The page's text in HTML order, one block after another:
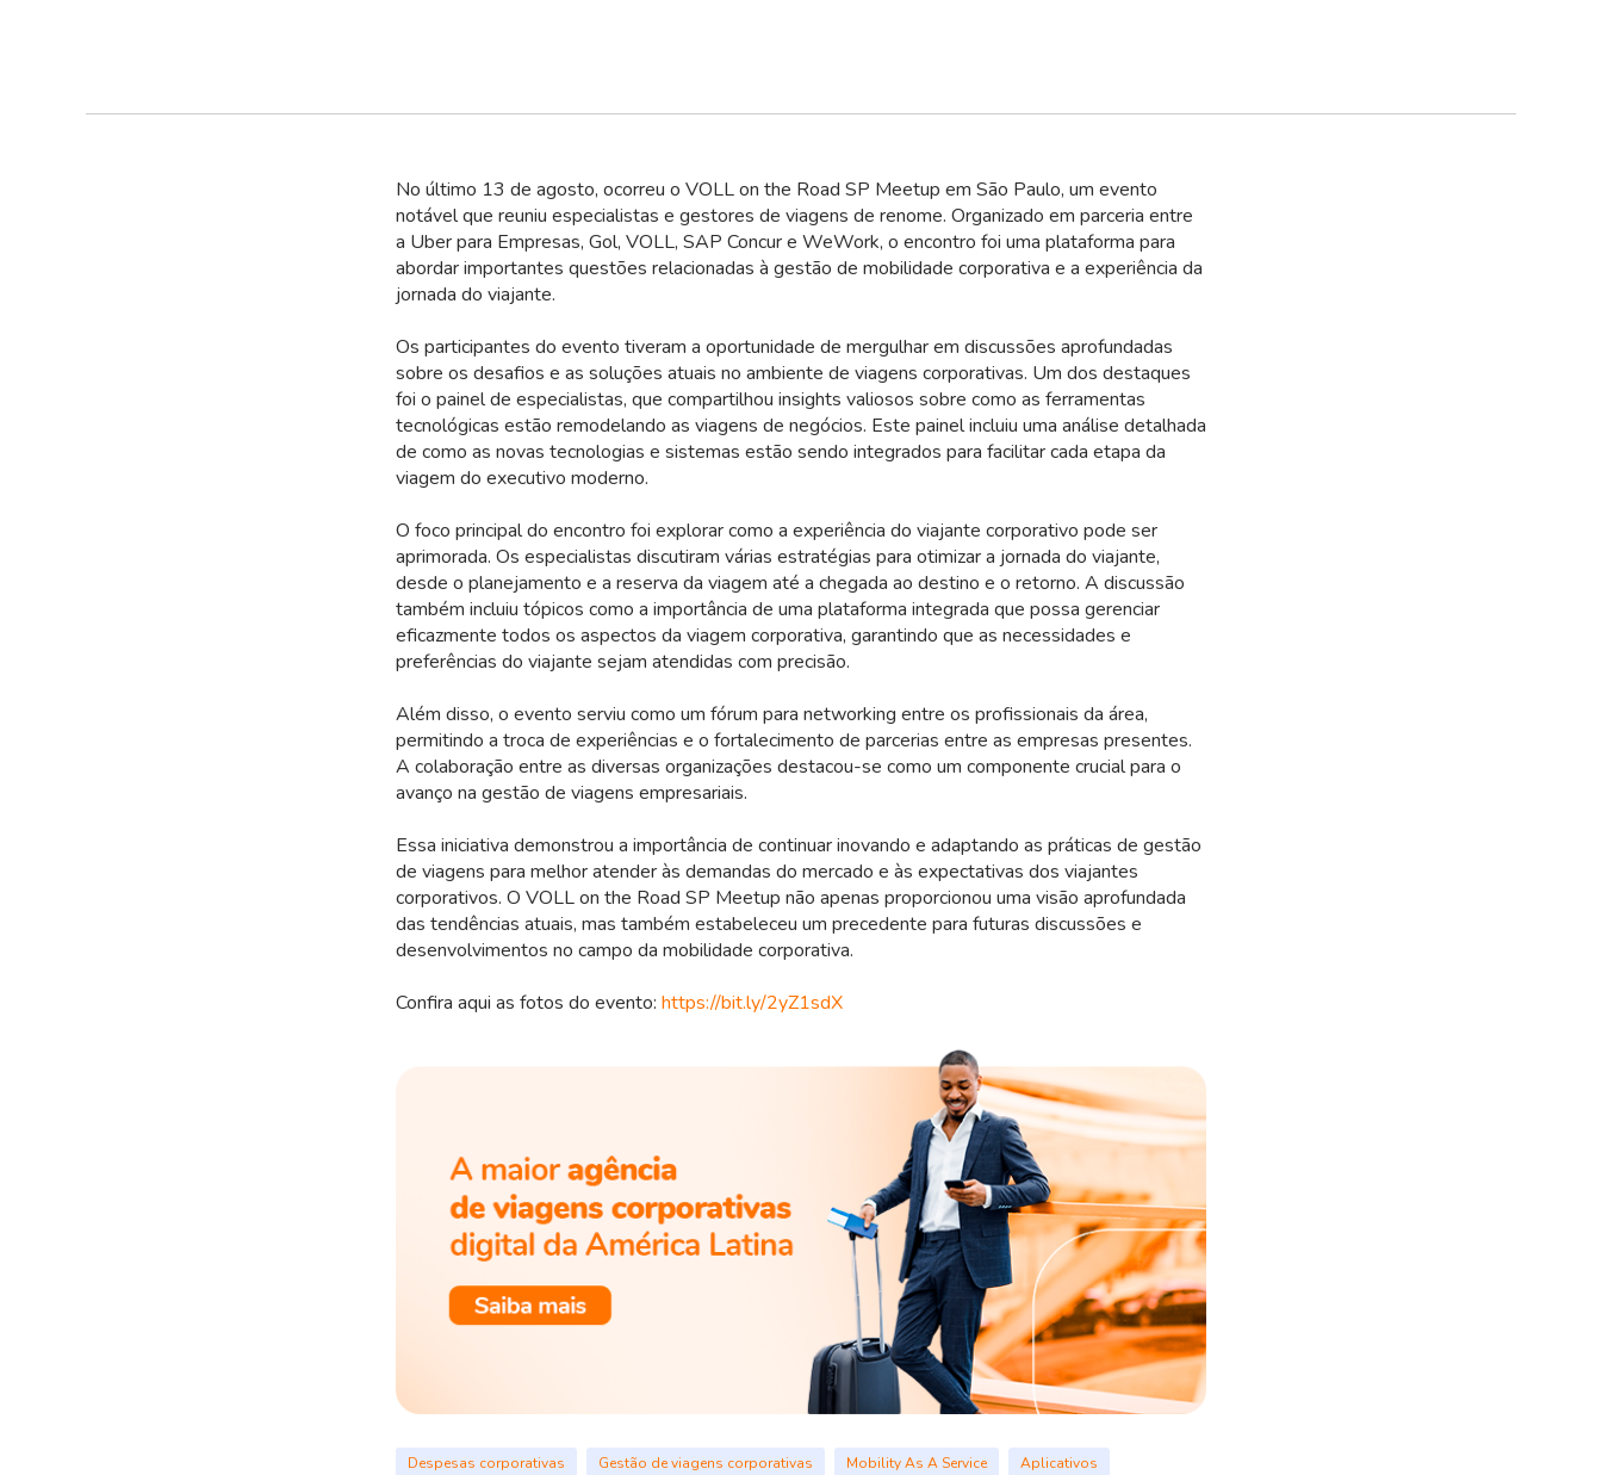
No último 13 de agosto, ocorreu o VOLL on the Road SP Meetup em São Paulo, um evento
notável que reuniu especialistas e gestores de viagens de renome. Organizado em parceria entre
a Uber para Empresas, Gol, VOLL, SAP Concur e WeWork, o encontro foi uma plataforma para
abordar importantes questões relacionadas à gestão de mobilidade corporativa e a experiência da
jornada do viajante.
Os participantes do evento tiveram a oportunidade de mergulhar em discussões aprofundadas
sobre os desafios e as soluções atuais no ambiente de viagens corporativas. Um dos destaques
foi o painel de especialistas, que compartilhou insights valiosos sobre como as ferramentas
tecnológicas estão remodelando as viagens de negócios. Este painel incluiu uma análise detalhada
de como as novas tecnologias e sistemas estão sendo integrados para facilitar cada etapa da
viagem do executivo moderno.
O foco principal do encontro foi explorar como a experiência do viajante corporativo pode ser
aprimorada. Os especialistas discutiram várias estratégias para otimizar a jornada do viajante,
desde o planejamento e a reserva da viagem até a chegada ao destino e o retorno. A discussão
também incluiu tópicos como a importância de uma plataforma integrada que possa gerenciar
eficazmente todos os aspectos da viagem corporativa, garantindo que as necessidades e
preferências do viajante sejam atendidas com precisão.
Além disso, o evento serviu como um fórum para networking entre os profissionais da área,
permitindo a troca de experiências e o fortalecimento de parcerias entre as empresas presentes.
A colaboração entre as diversas organizações destacou-se como um componente crucial para o
avanço na gestão de viagens empresariais.
Essa iniciativa demonstrou a importância de continuar inovando e adaptando as práticas de gestão
de viagens para melhor atender às demandas do mercado e às expectativas dos viajantes
corporativos. O VOLL on the Road SP Meetup não apenas proporcionou uma visão aprofundada
das tendências atuais, mas também estabeleceu um precedente para futuras discussões e
desenvolvimentos no campo da mobilidade corporativa.
Confira aqui as fotos do evento: https://bit.ly/2yZ1sdX
Despesas corporativas Gestão de viagens corporativas Mobility As A Service Aplicativos